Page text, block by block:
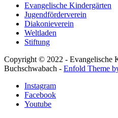
Evangelische Kindergärten
Jugendförderverein
Diakonieverein
Weltladen
Stiftung
Copyright © 2022 - Evangelische
Buchschwabach - Enfold Theme
Instagram
Facebook
Youtube